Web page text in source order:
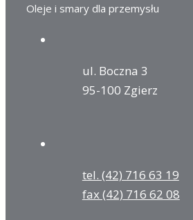
Oleje i smary dla przemysłu
ul. Boczna 3
95-100 Zgierz
tel. (42) 716 63 19
fax (42) 716 62 08